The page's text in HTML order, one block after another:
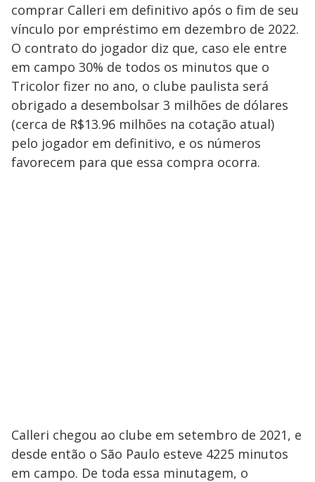
comprar Calleri em definitivo após o fim de seu
vínculo por empréstimo em dezembro de 2022.
O contrato do jogador diz que, caso ele entre
em campo 30% de todos os minutos que o
Tricolor fizer no ano, o clube paulista será
obrigado a desembolsar 3 milhões de dólares
(cerca de R$13.96 milhões na cotação atual)
pelo jogador em definitivo, e os números
favorecem para que essa compra ocorra.
Calleri chegou ao clube em setembro de 2021, e
desde então o São Paulo esteve 4225 minutos
em campo. De toda essa minutagem, o